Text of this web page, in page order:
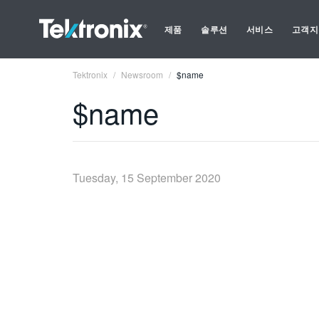
제품 솔루션 서비스 고객
Tektronix Newsroom $name
$name
Tuesday, 15 September 2020